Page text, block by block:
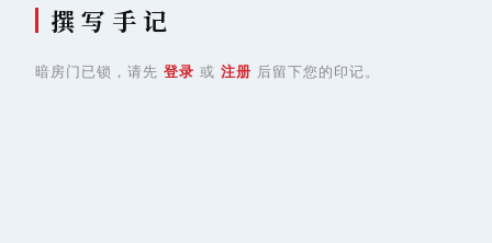
撰 写 手 记
暗房门已锁，请先 登录 或 注册 后留下您的印记。